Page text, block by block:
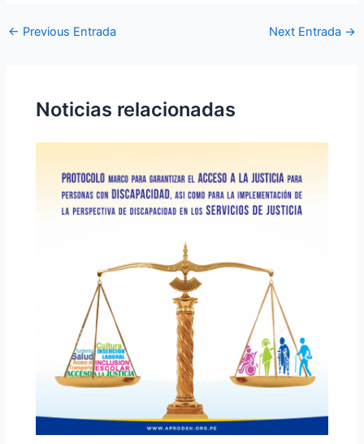
← Previous Entrada Next Entrada →
Noticias relacionadas